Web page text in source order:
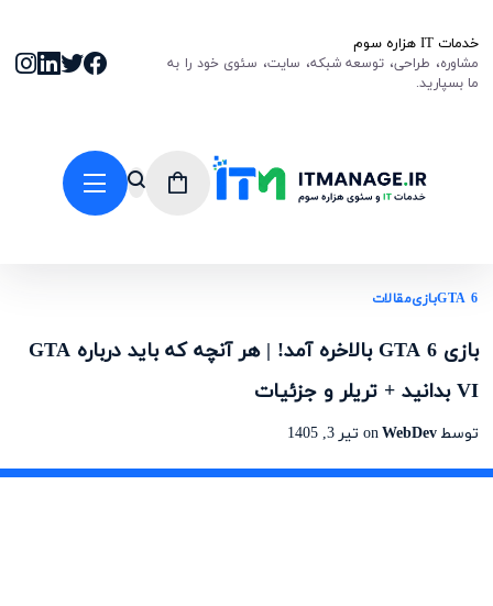
خدمات IT هزاره سوم
مشاوره، طراحی، توسعه شبکه، سایت، سئوی خود را به
ما بسپارید.
GTA 6بازیمقالات
بازی GTA 6 بالاخره آمد! | هر آنچه که باید درباره GTA
VI بدانید + تریلر و جزئیات
توسطWebDev
on تیر 3, 1405